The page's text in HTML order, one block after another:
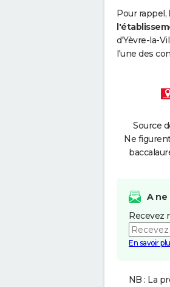
Pour rappel,
d'Yèvre-la-
l'une des
Source
Ne
A ne
Recevez
En savoir
NB : La